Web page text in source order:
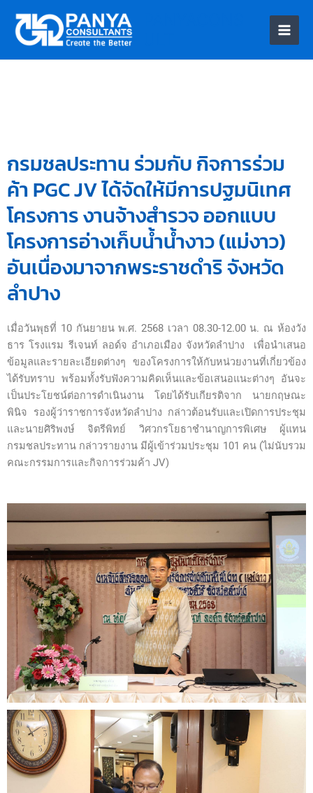
กรมชลประทาน ร่วมกับ กิจการร่วม
ค้า PGC JV ได้จัดให้มีการปฐมนิเทศ
โครงการ งานจ้างสำรวจ ออกแบบ
โครงการอ่างเก็บน้ำน้ำงาว (แม่งาว)
อันเนื่องมาจากพระราชดำริ จังหวัด
ลำปาง
เมื่อวันพุธที่ 10 กันยายน พ.ศ. 2568 เวลา 08.30-12.00 น. ณ ห้องวัง
ธาร โรงแรม รีเจนท์ ลอด์จ อำเภอเมือง จังหวัดลำปาง เพื่อนำเสนอ
ข้อมูลและรายละเอียดต่างๆ ของโครงการให้กับหน่วยงานที่เกี่ยวข้อง
ได้รับทราบ พร้อมทั้งรับฟังความคิดเห็นและข้อเสนอแนะต่างๆ อันจะ
เป็นประโยชน์ต่อการดำเนินงาน โดยได้รับเกียรติจาก นายกฤษณะ
พินิจ รองผู้ว่าราชการจังหวัดลำปาง กล่าวต้อนรับและเปิดการประชุม
และนายศิริพงษ์ จิตรีพิทย์ วิศวกรโยธาชำนาญการพิเศษ ผู้แทน
กรมชลประทาน กล่าวรายงาน มีผู้เข้าร่วมประชุม 101 คน (ไม่นับรวม
คณะกรรมการและกิจการร่วมค้า JV)